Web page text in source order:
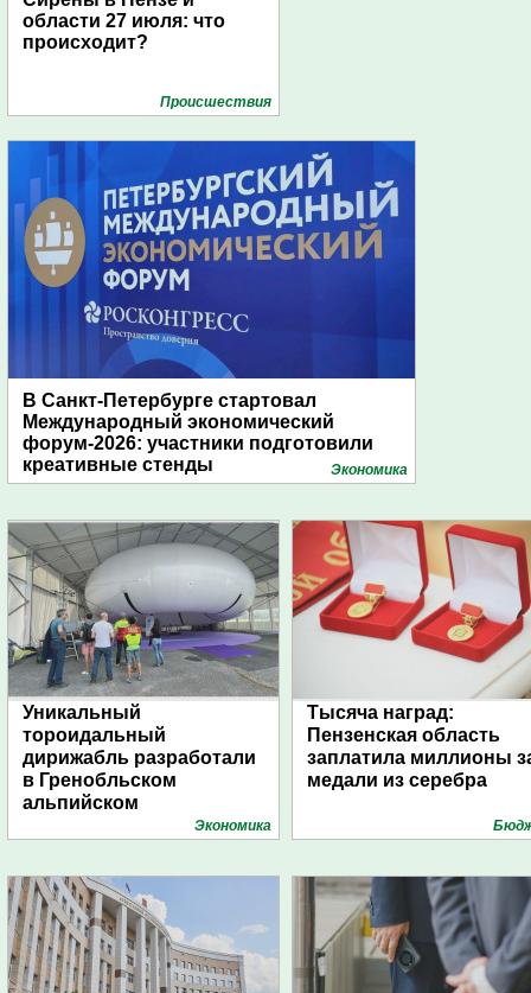
области 27 июля: что
происходит?
Проиcшествия
В Санкт-Петербурге стартовал
Международный экономический
форум-2026: участники подготовили
креативные стенды
Экономика
Уникальный
тороидальный
дирижабль разработали
в Гренобльском
альпийском
Экономика
Тысяча наград:
Пензенская область
заплатила миллионы
медали из серебра